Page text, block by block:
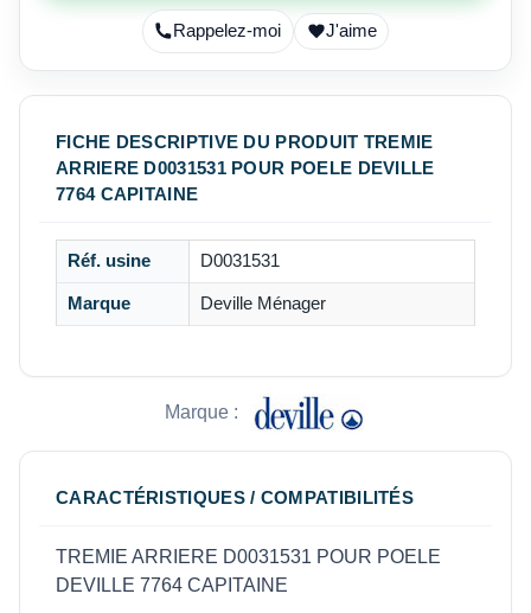
Rappelez-moi J'aime
FICHE DESCRIPTIVE DU PRODUIT TREMIE
ARRIERE D0031531 POUR POELE DEVILLE
7764 CAPITAINE
Réf. usine D0031531
Marque Deville Ménager
Marque :
CARACTÉRISTIQUES / COMPATIBILITÉS
TREMIE ARRIERE D0031531 POUR POELE
DEVILLE 7764 CAPITAINE